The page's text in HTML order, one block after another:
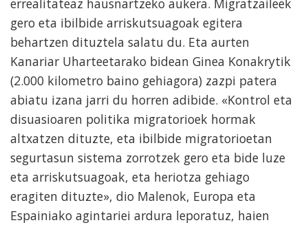
errealitateaz hausnartzeko aukera. Migratzaileek
gero eta ibilbide arriskutsuagoak egitera
behartzen dituztela salatu du. Eta aurten
Kanariar Uharteetarako bidean Ginea Konakrytik
(2.000 kilometro baino gehiagora) zazpi patera
abiatu izana jarri du horren adibide. «Kontrol eta
disuasioaren politika migratorioek hormak
altxatzen dituzte, eta ibilbide migratorioetan
segurtasun sistema zorrotzek gero eta bide luze
eta arriskutsuagoak, eta heriotza gehiago
eragiten dituzte», dio Malenok, Europa eta
Espainiako agintariei ardura leporatuz, haien